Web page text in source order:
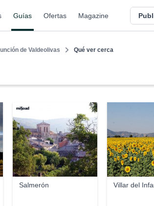
Guías Ofertas Magazine
de Valdeolivas Qué ver cerca
Salmerón
mi§oad
Villar del